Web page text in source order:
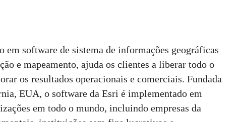
em software de sistema de informações geográficas
e mapeamento, ajuda os clientes a liberar todo o
os resultados operacionais e comerciais. Fundada
EUA, o software da Esri é implementado em
em todo o mundo, incluindo empresas da